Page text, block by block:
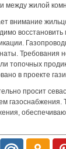
между жилой
внимание
Требования
топочных
в проекте
просит